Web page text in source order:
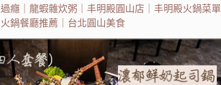
癮｜龍蝦雜炊粥｜丰明殿圓山店｜丰明殿火鍋菜單
火鍋餐廳推薦｜台北圓山美食